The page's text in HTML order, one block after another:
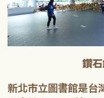
鑽
新北市立圖書館是台